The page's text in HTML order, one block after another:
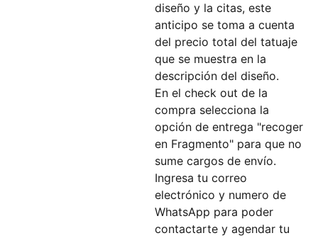
diseño y la citas, este
anticipo se toma a cuenta
del precio total del tatuaje
que se muestra en la
descripción del diseño.
En el check out de la
compra selecciona la
opción de entrega "recoger
en Fragmento" para que no
sume cargos de envío.
Ingresa tu correo
electrónico y numero de
WhatsApp para poder
contactarte y agendar tu